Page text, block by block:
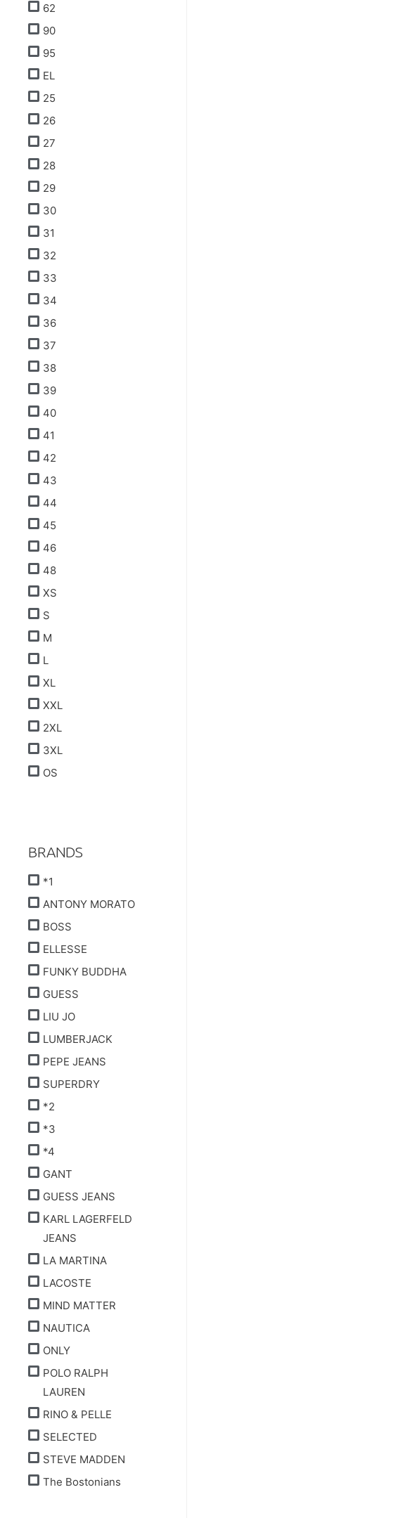
62
90
95
EL
25
26
27
28
29
30
31
32
33
34
36
37
38
39
40
41
42
43
44
45
46
48
XS
S
M
L
XL
XXL
2XL
3XL
OS
BRANDS
*1
ANTONY MORATO
BOSS
ELLESSE
FUNKY BUDDHA
GUESS
LIU JO
LUMBERJACK
PEPE JEANS
SUPERDRY
*2
*3
*4
GANT
GUESS JEANS
KARL LAGERFELD
JEANS
LA MARTINA
LACOSTE
MIND MATTER
NAUTICA
ONLY
POLO RALPH
LAUREN
RINO & PELLE
SELECTED
STEVE MADDEN
The Bostonians